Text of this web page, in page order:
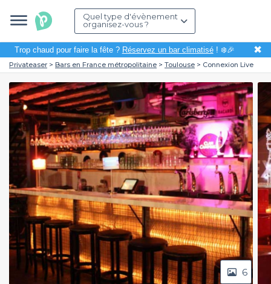
Quel type d'évènement
organisez-vous ?
Trop chaud pour faire la fête ? Réservez un bar climatisé! ❄️🎉 ✖
Privateaser Bars en France métropolitaine Toulouse Connexion Live
6